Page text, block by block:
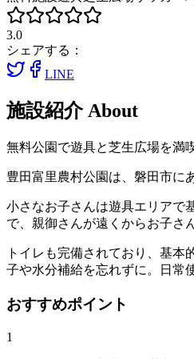
3.0
シェアする：
LINE
施設紹介 About
無料公園で遊具と芝生広場を満
豊田富里農村公園は、磐田市に
小さなお子さんは遊具エリアで
で、親御さんが遠くからお子さ
トイレも完備されており、基
子や水分補給を忘れずに。日常
おすすめポイント
1